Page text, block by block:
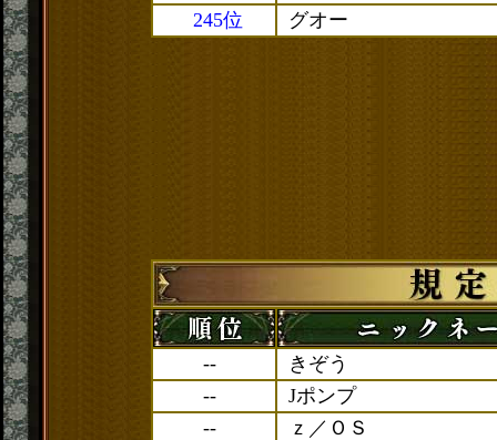
245位
グオー
--
きぞう
--
Jポンプ
--
ｚ／ＯＳ